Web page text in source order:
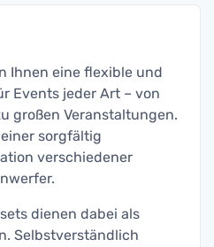
Ihnen eine flexible und
Events jeder Art – von
großen Veranstaltungen.
sorgfältig
verschiedener
dienen dabei als
Selbstverständlich